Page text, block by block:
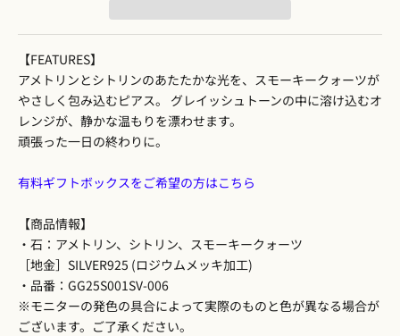
【FEATURES】
アメトリンとシトリンのあたたかな光を、スモーキークォーツが
やさしく包み込むピアス。 グレイッシュトーンの中に溶け込むオ
レンジが、静かな温もりを漂わせます。
頑張った一日の終わりに。
有料ギフトボックスをご希望の方はこちら
【商品情報】
・石：アメトリン、シトリン、スモーキークォーツ
［地金］SILVER925 (ロジウムメッキ加工)
・品番：GG25S001SV-006
※モニターの発色の具合によって実際のものと色が異なる場合が
ございます。ご了承ください。